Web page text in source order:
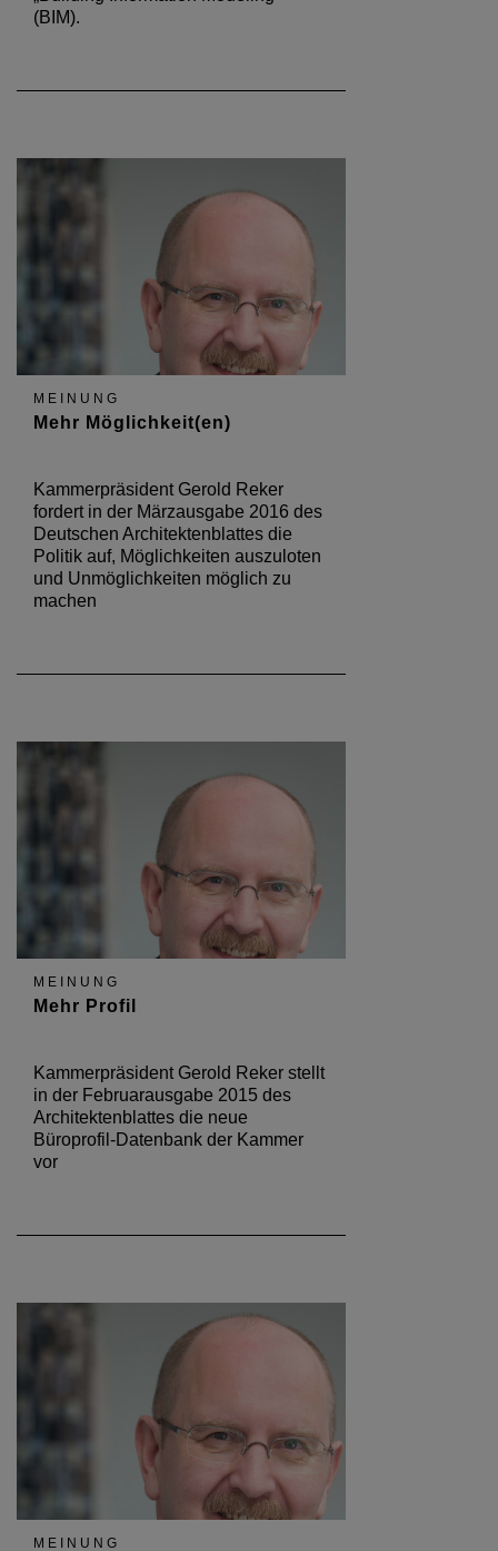
(BIM).
MEINUNG
Mehr Möglichkeit(en)
Kammerpräsident Gerold Reker
fordert in der Märzausgabe 2016 des
Deutschen Architektenblattes die
Politik auf, Möglichkeiten auszuloten
und Unmöglichkeiten möglich zu
machen
MEINUNG
Mehr Profil
Kammerpräsident Gerold Reker stellt
in der Februarausgabe 2015 des
Architektenblattes die neue
Büroprofil-Datenbank der Kammer
vor
MEINUNG